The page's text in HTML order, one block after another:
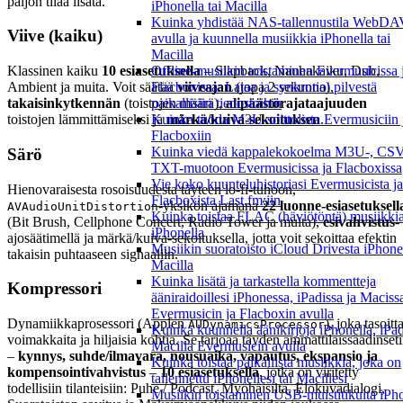
iPhonella tai Macilla
Kuinka yhdistää NAS-tallennustila
avulla ja kuunnella musiikkia iPhonella tai
Macilla
Offline-musiikin toistaminen Evermusicissa
Flacboxissa: Lataa ja synkronoi pilvestä
paikallisiin tiedostoihin
Kuinka tuoda M3U-soittolista Evermusiciin
Flacboxiin
Kuinka viedä kappalekokoelma M3U-,
TXT-muotoon Evermusicissa ja Flacboxissa
Vie koko kuunteluhistoriasi Evermusicista ja
Flacboxista Last.fm:iin
Kuinka toistaa FLAC (häviötöntä)
iPhonella
Musiikin suoratoisto iCloud Drivesta
Macilla
Kuinka lisätä ja tarkastella kommentteja
ääniraidoillesi iPhonessa, iPadissa ja
Evermusicin ja Flacboxin avulla
Kuinka kuunnella äänikirjoja iPhonella,
Macilla Evermusicin avulla
Kuinka toistaa paikallista musiikkia, joka on
tallennettu iPhonellesi tai Macillesi
Musiikin toistaminen USB-muistitikulta
Viive (kaiku)
Klassinen kaiku 10 esiasetuksella– Slapback, Nauhakaiku, Dub,
Ambient ja muita. Voit säätääviiveajan(jopa 2 sekuntia),
takaisinkytkennän (toistojen määrä),alipäästörajataajuuden
toistojen lämmittämiseksi jamärkä/kuiva-sekoituksen.
Särö
Hienovaraisesta rosoisuudesta täyteen lo-fi-tuhoon,
AVAudioUnitDistortion-yksikön ajamana22 luonne-
(Bit Brush, Cellphone Concert, Radio Tower ja muita),esivahvistus-
ajosäätimellä ja märkä/kuiva-sekoituksella, jotta voit sekoittaa efektin
takaisin puhtaaseen signaaliin.
Kompressori
Dynamiikkaprosessori (ApplenAUDynamicsProcessor), joka
voimakkaita ja hiljaisia kohtia. Se tarjoaa täyden
– kynnys, suhde/ilmavara, nousuaika, vapautus, ekspansio ja
kompensointivahvistus –10 esiasetuksella, jotka on viritetty
todellisiin tilanteisiin: Puhe / Podcast, Myöhäisilta, Elokuvadialogi,